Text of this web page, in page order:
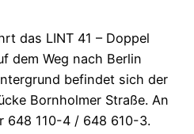
das LINT 41 – Doppel
dem Weg nach Berlin
befindet sich der
Bornholmer Straße. An
648 110-4 / 648 610-3.